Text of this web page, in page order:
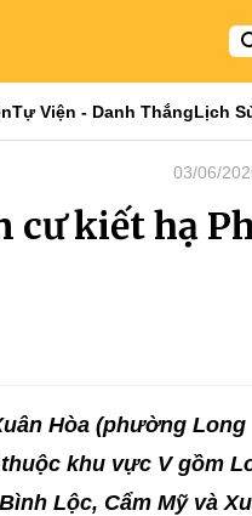
Tự Viện - Danh ThắngLịch
03/06/
cư kiết hạ
Hòa (phường Long
khu vực V gồm
Lộc, Cẩm Mỹ và